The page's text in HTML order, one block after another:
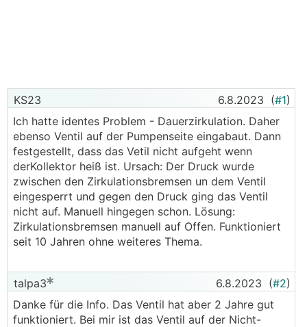
KS23 6.8.2023 (#1)
Ich hatte identes Problem - Dauerzirkulation. Daher
ebenso Ventil auf der Pumpenseite eingabaut. Dann
festgestellt, dass das Vetil nicht aufgeht wenn
derKollektor heiß ist. Ursach: Der Druck wurde
zwischen den Zirkulationsbremsen un dem Ventil
eingesperrt und gegen den Druck ging das Ventil
nicht auf. Manuell hingegen schon. Lösung:
Zirkulationsbremsen manuell auf Offen. Funktioniert
seit 10 Jahren ohne weiteres Thema.
talpa3 6.8.2023 (#2)
Danke für die Info. Das Ventil hat aber 2 Jahre gut
funktioniert. Bei mir ist das Ventil auf der Nicht-